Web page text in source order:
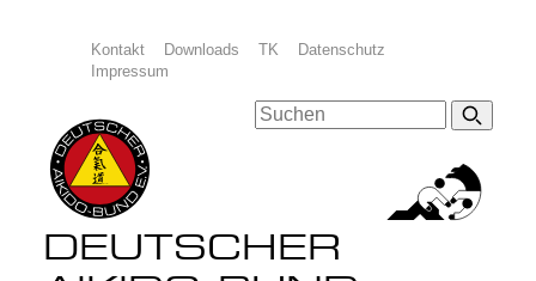
Kontakt Downloads TK
Datenschutz
Impressum
DEUTSCHER